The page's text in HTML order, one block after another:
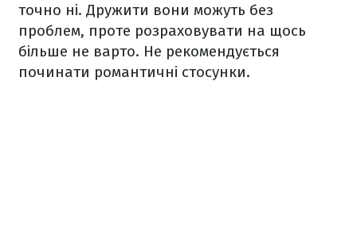
точно ні. Дружити вони можуть без
проблем, проте розраховувати на щось
більше не варто. Не рекомендується
починати романтичні стосунки.